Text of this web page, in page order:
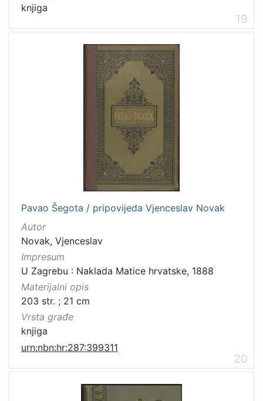
knjiga
19
Pavao Šegota / pripovijeda Vjenceslav Novak
Autor
Novak, Vjenceslav
Impresum
U Zagrebu : Naklada Matice hrvatske, 1888
Materijalni opis
203 str. ; 21 cm
Vrsta građe
knjiga
urn:nbn:hr:287:399311
20